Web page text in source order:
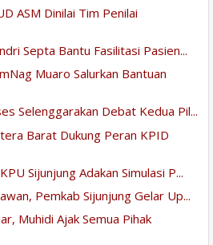
ASM Dinilai Tim Penilai
Septa Bantu Fasilitasi Pasien...
Muaro Salurkan Bantuan
Selenggarakan Debat Kedua Pil...
Barat Dukung Peran KPID
Sijunjung Adakan Simulasi P...
Pemkab Sijunjung Gelar Up...
Muhidi Ajak Semua Pihak